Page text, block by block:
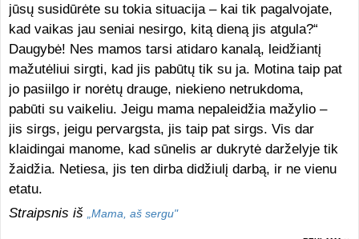
jūsų susidūrėte su tokia situacija – kai tik pagalvojate,
kad vaikas jau seniai nesirgo, kitą dieną jis atgula?“
Daugybė! Nes mamos tarsi atidaro kanalą, leidžiantį
mažutėliui sirgti, kad jis pabūtų tik su ja. Motina taip pat
jo pasiilgo ir norėtų drauge, niekieno netrukdoma,
pabūti su vaikeliu. Jeigu mama nepaleidžia mažylio –
jis sirgs, jeigu pervargsta, jis taip pat sirgs. Vis dar
klaidingai manome, kad sūnelis ar dukrytė darželyje tik
žaidžia. Netiesa, jis ten dirba didžiulį darbą, ir ne vienu
etatu.
Straipsnis iš
„Mama, aš sergu"